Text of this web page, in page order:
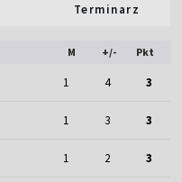
Terminarz
M +/- Pkt
1 4 3
1 3 3
1 2 3